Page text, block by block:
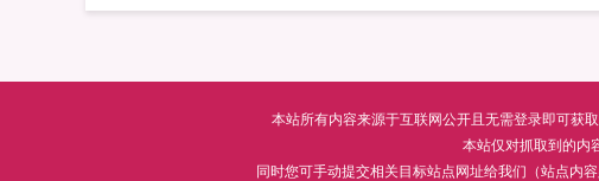
本站所有内容来源于互联网公开且无需登录即可获
本站仅对抓取到的内
同时您可手动提交相关目标站点网址给我们（站点内